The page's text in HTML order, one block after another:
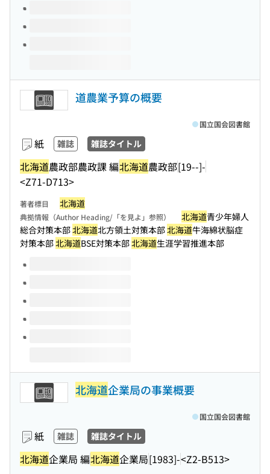
道農業予算の概要
紙 雑誌 雑誌タイトル
北海道農政部農政課 編北海道農政部[19--]-
<Z71-D713>
国立国会図書館
著者標目 北海道
典拠情報（Author Heading/「を見よ」参照） 北海道青少年婦人
総合対策本部北海道北方領土対策本部北海道牛海綿状脳症
対策本部北海道BSE対策本部北海道生涯学習推進本部
このタイトルの巻号
北海道企業局の事業概要
紙 雑誌 雑誌タイトル
北海道企業局 編北海道企業局[1983]-<Z2-B513>
国立国会図書館